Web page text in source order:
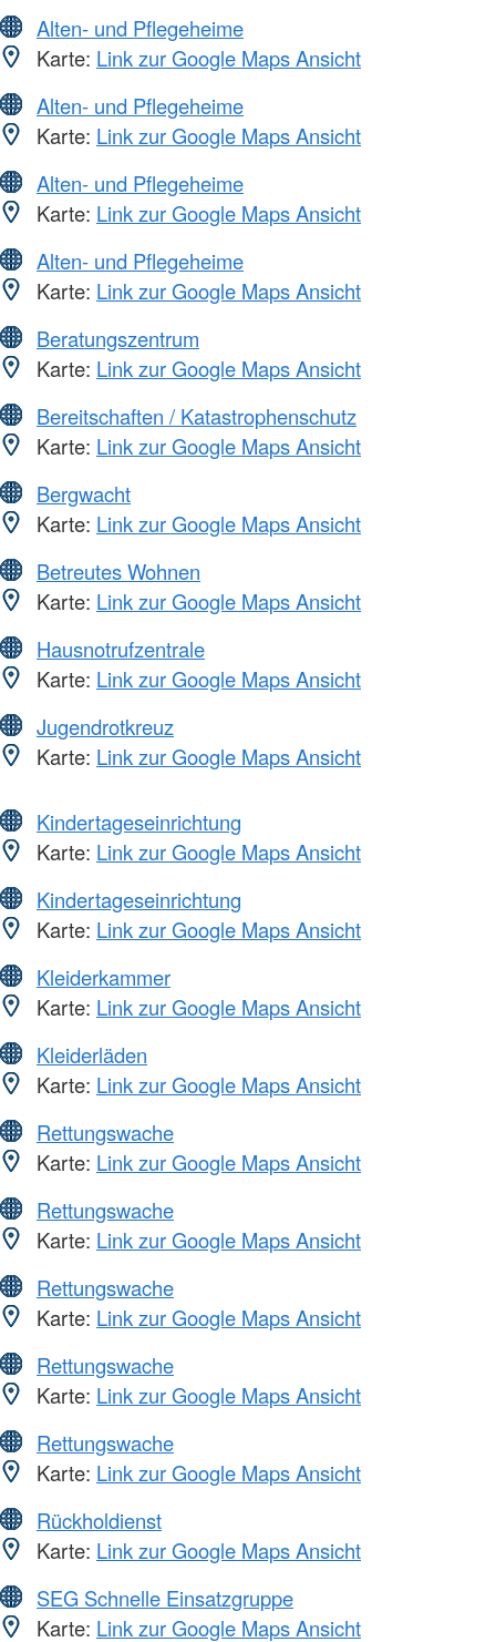
Alten- und Pflegeheime
Karte: Link zur Google Maps Ansicht
Alten- und Pflegeheime
Karte: Link zur Google Maps Ansicht
Alten- und Pflegeheime
Karte: Link zur Google Maps Ansicht
Alten- und Pflegeheime
Karte: Link zur Google Maps Ansicht
Beratungszentrum
Karte: Link zur Google Maps Ansicht
Bereitschaften / Katastrophenschutz
Karte: Link zur Google Maps Ansicht
Bergwacht
Karte: Link zur Google Maps Ansicht
Betreutes Wohnen
Karte: Link zur Google Maps Ansicht
Hausnotrufzentrale
Karte: Link zur Google Maps Ansicht
Jugendrotkreuz
Karte: Link zur Google Maps Ansicht
Kindertageseinrichtung
Karte: Link zur Google Maps Ansicht
Kindertageseinrichtung
Karte: Link zur Google Maps Ansicht
Kleiderkammer
Karte: Link zur Google Maps Ansicht
Kleiderläden
Karte: Link zur Google Maps Ansicht
Rettungswache
Karte: Link zur Google Maps Ansicht
Rettungswache
Karte: Link zur Google Maps Ansicht
Rettungswache
Karte: Link zur Google Maps Ansicht
Rettungswache
Karte: Link zur Google Maps Ansicht
Rettungswache
Karte: Link zur Google Maps Ansicht
Rückholdienst
Karte: Link zur Google Maps Ansicht
SEG Schnelle Einsatzgruppe
Karte: Link zur Google Maps Ansicht